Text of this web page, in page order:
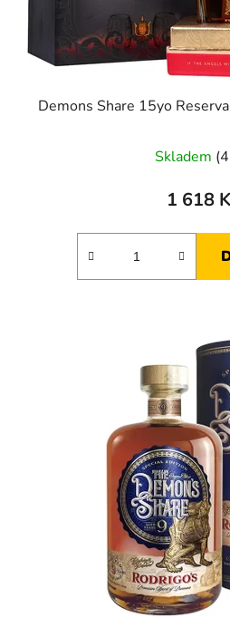
Demons Share 15yo
Skladem
1 618